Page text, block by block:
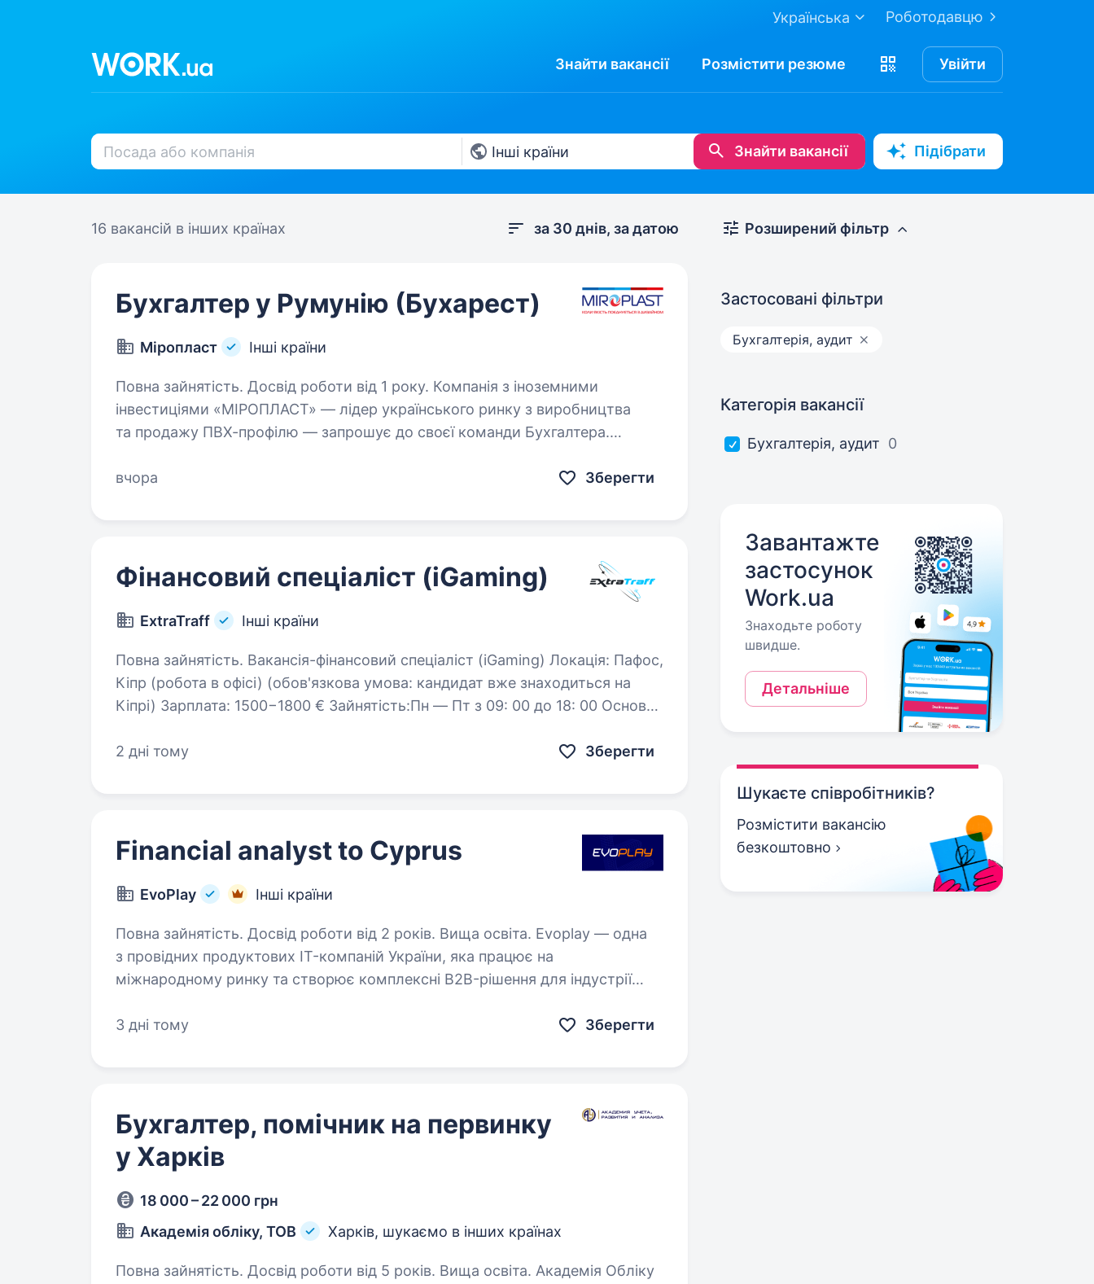
Роботодавцю
Українська
Знайти вакансії Розмістити резюме Увійти
Знайти вакансії Підібрати
16 вакансій в інших країнах за 30 днів, за датою
Бухгалтер у Румунію (Бухарест)
Міропласт Інші країни
Повна зайнятість. Досвід роботи від 1 року. Компанія з іноземними
інвестиціями «МІРОПЛАСТ» — лідер українського ринку з виробництва
та продажу ПВХ-профілю — запрошує до своєї команди Бухгалтера.
вчора
Зберегти
Фінансовий спеціаліст (iGaming)
ExtraTraff Інші країни
Повна зайнятість. Вакансія-фінансовий спеціаліст (iGaming) Локація: Пафос,
Кіпр (робота в офісі) (обов'язкова умова: кандидат вже знаходиться на
Кіпрі) Зарплата: 1500−1800 € Зайнятість:Пн — Пт з 09: 00 до 18: 00 Основні
2 дні тому
Зберегти
Financial analyst to Cyprus
EvoPlay Інші країни
Повна зайнятість. Досвід роботи від 2 років. Вища освіта. Evoplay — одна
з провідних продуктових IT-компаній України, яка працює на
міжнародному ринку та створює комплексні B2B-рішення для індустрії
3 дні тому
Зберегти
Бухгалтер, помічник на первинку
у Харків
18 000 – 22 000 грн
Академія обліку, ТОВ
Харків, шукаємо в інших країнах
Повна зайнятість. Досвід роботи від 5 років. Вища освіта. Академія Обліку
Розширений фільтр
Застосовані фільтри
Бухгалтерія, аудит
Категорія вакансії
Бухгалтерія, аудит 0
Завантажте
застосунок
Work.ua
Знаходьте роботу
швидше.
Детальніше
Шукаєте співробітників?
Розмістити вакансію
безкоштовно